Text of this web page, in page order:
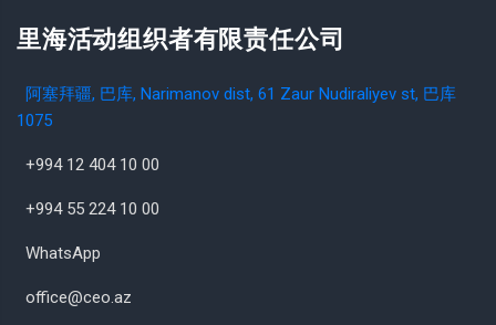
里海活动组织者有限责任公司
阿塞拜疆, 巴库, Narimanov dist, 61 Zaur Nudiraliyev st, 巴库
1075
+994 12 404 10 00
+994 55 224 10 00
WhatsApp
office@ceo.az